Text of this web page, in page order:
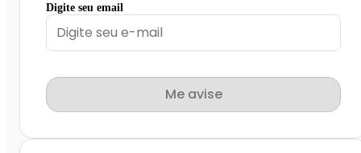
Digite seu email
Me avise